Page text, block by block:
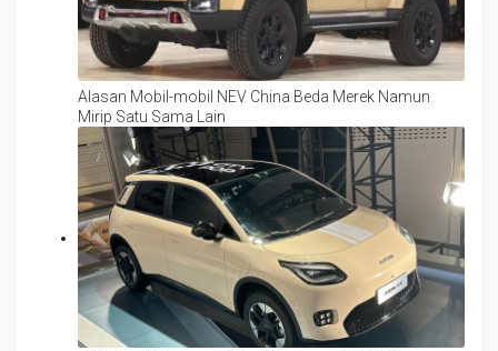
Alasan Mobil-mobil NEV China Beda Merek Namun
Mirip Satu Sama Lain